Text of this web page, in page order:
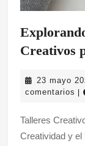
Creativos
23 mayo
comentarios
Talleres
Creatividad y